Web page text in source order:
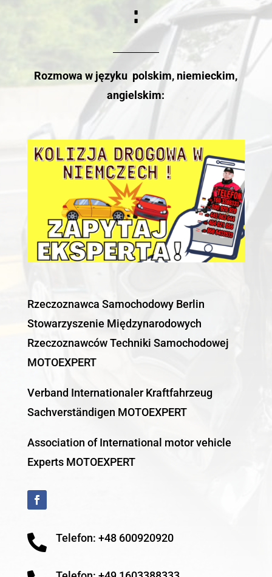
:
Rozmowa w języku polskim, niemieckim,
angielskim:
Rzeczoznawca Samochodowy Berlin
Stowarzyszenie Międzynarodowych
Rzeczoznawców Techniki Samochodowej
MOTOEXPERT
Verband Internationaler Kraftfahrzeug
Sachverständigen MOTOEXPERT
Association of International motor vehicle
Experts MOTOEXPERT
 Telefon: +48 600920920